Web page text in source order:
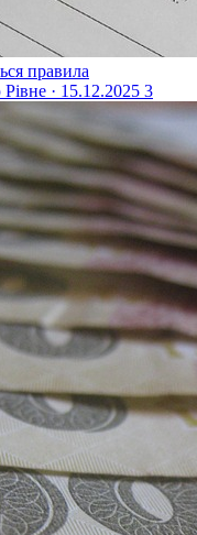
правила
Рівне · 15.12.2025 3